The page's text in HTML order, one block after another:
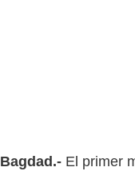
Bagdad.- El primer